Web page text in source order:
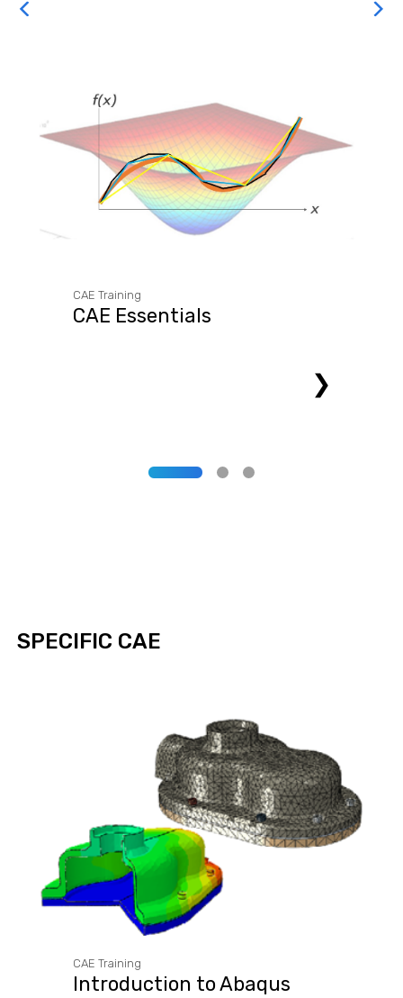
CAE Training
CAE Essentials
❯
SPECIFIC CAE
CAE Training
Introduction to Abaqus